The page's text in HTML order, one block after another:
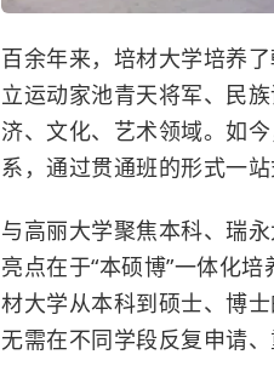
百余年来，培材大学培养
立运动家池青天将军、民
济、文化、艺术领域。如
系，通过贯通班的形式一站
与高丽大学聚焦本科、瑞
亮点在于“本硕博”一体化
材大学从本科到硕士、博
无需在不同学段反复申请、